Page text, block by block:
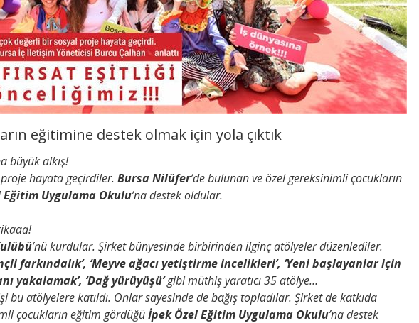
eğitimine destek olmak için yola çıktık
büyük alkış!
hayata geçirdiler. Bursa Nilüfer’de bulunan ve özel gereksinimli çocukların
Eğitim Uygulama Okulu’na destek oldular.
’nü kurdular. Şirket bünyesinde birbirinden ilginç atölyeler düzenlediler.
farkındalık’, ‘Meyve ağacı yetiştirme incelikleri’, ‘Yeni başlayanlar için
yakalamak’, ‘Dağ yürüyüşü’gibi müthiş yaratıcı 35 atölye…
bu atölyelere katıldı. Onlar sayesinde de bağış topladılar. Şirket de katkıda
çocukların eğitim gördüğüİpek Özel Eğitim Uygulama Okulu’na destek